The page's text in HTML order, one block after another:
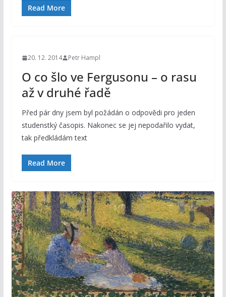
Read More
20. 12. 2014 Petr Hampl
O co šlo ve Fergusonu – o rasu
až v druhé řadě
Před pár dny jsem byl požádán o odpovědi pro jeden
studenstký časopis. Nakonec se jej nepodařilo vydat,
tak předkládám text
Read More